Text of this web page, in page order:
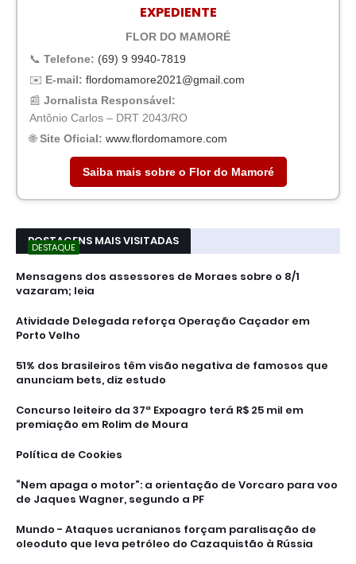
EXPEDIENTE
FLOR DO MAMORÉ
📞 Telefone: (69) 9 9940-7819
✉️ E-mail: flordomamore2021@gmail.com
📰 Jornalista Responsável:
Antônio Carlos – DRT 2043/RO
🌐Site Oficial: www.flordomamore.com
Saiba mais sobre o Flor do Mamoré
POSTAGENS MAIS VISITADAS
DESTAQUE
Mensagens dos assessores de Moraes sobre o 8/1
vazaram; leia
Atividade Delegada reforça Operação Caçador em
Porto Velho
51% dos brasileiros têm visão negativa de famosos que
anunciam bets, diz estudo
Concurso leiteiro da 37ª Expoagro terá R$ 25 mil em
premiação em Rolim de Moura
Política de Cookies
“Nem apaga o motor”: a orientação de Vorcaro para voo
de Jaques Wagner, segundo a PF
Mundo - Ataques ucranianos forçam paralisação de
oleoduto que leva petróleo do Cazaquistão à Rússia